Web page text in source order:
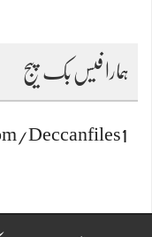
ہمارا فیس بک پیج
Deccanfiles1